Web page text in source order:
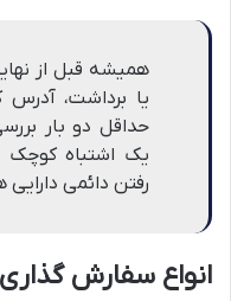
همیشه قبل از
یا برداشت،
حداقل دو بار
یک اشتباه
رفتن دائمی
انواع سفارش